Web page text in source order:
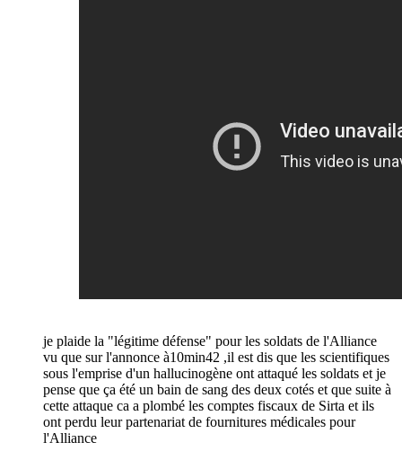
je plaide la "légitime défense" pour les soldats de l'Alliance
vu que sur l'annonce à10min42 ,il est dis que les scientifiques
sous l'emprise d'un hallucinogène ont attaqué les soldats et je
pense que ça été un bain de sang des deux cotés et que suite à
cette attaque ca a plombé les comptes fiscaux de Sirta et ils
ont perdu leur partenariat de fournitures médicales pour
l'Alliance